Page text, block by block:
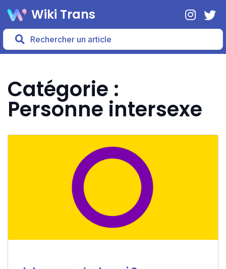
Wiki Trans
Catégorie :
Personne intersexe